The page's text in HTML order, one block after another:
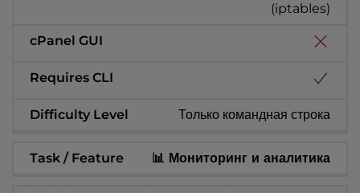
(iptables)
Только командная строка
📊 Мониторинг и аналитика